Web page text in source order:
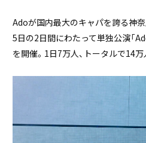
Adoが国内最大のキャパを誇る神奈
5日の2日間にわたって単独公演「
を開催。1日7万人、トータルで14